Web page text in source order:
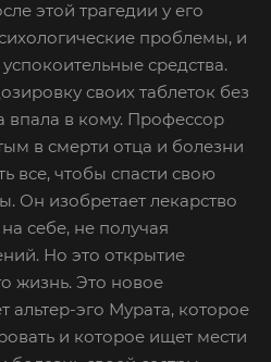
этой трагедии у его
проблемы, и
средства.
своих таблеток без
впала в кому. Профессор
в смерти отца и болезни
все, чтобы спасти свою
Он изобретает лекарство
себе, не получая
Но это открытие
жизнь. Это новое
альтер-эго Мурата, которое
и которое ищет мести